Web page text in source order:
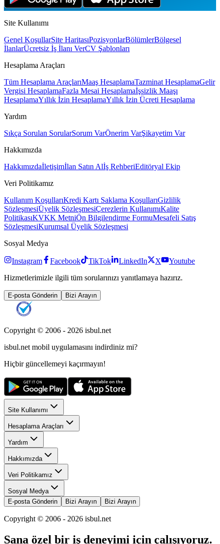
Site Kullanımı
Genel KoşullarSite HaritasıPozisyonlarBölümlerBölgesel
İlanlarÜcretsiz İş İlanı VerCV Şablonları
Hesaplama Araçları
Tüm Hesaplama AraçlarıMaaş HesaplamaTazminat HesaplamaGelir
Vergisi HesaplamaFazla Mesai Hesaplamaİşsizlik Maaşı
HesaplamaYıllık İzin HesaplamaYıllık İzin Ücreti Hesaplama
Yardım
Sıkça Sorulan SorularSorum VarÖnerim VarŞikayetim Var
Hakkımızda
Hakkımızdaİletişimİlan Satın Alİş RehberiEditöryal Ekip
Veri Politikamız
Kullanım KoşullarıKredi Kartı Saklama KoşullarıGizlilik
SözleşmesiÜyelik SözleşmesiÇerezlerin KullanımıKalite
PolitikasıKVKK MetniÖn Bilgilendirme FormuMesafeli Satış
SözleşmesiKurumsal Üyelik Sözleşmesi
Sosyal Medya
Instagram Facebook TikTok LinkedIn X
Youtube
Hizmetlerimizle ilgili tüm sorularınızı yanıtlamaya hazırız.
E-posta Gönderin Bizi Arayın
Copyright © 2006 - 2026 isbul.net
isbul.net mobil uygulamasını indirdiniz mi?
Hiçbir güncellemeyi kaçırmayın!
Site Kullanımı
Hesaplama Araçları
Yardım
Hakkımızda
Veri Politikamız
Sosyal Medya
E-posta Gönderin
Bizi Arayın Bizi Arayın
Copyright © 2006 - 2026 isbul.net
Sana özel bir iş deneyimi için çalışıyoruz.